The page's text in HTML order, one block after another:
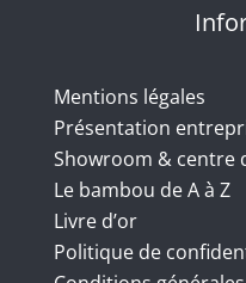
Mentions légales
Présentation
Showroom & centre
Le bambou de A à Z
Livre d’or
Politique de